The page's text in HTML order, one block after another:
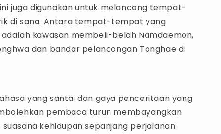
juga digunakan untuk melancong tempat-
di sana. Antara tempat-tempat yang
kawasan membeli-belah Namdaemon,
dan bandar pelancongan Tonghae di
yang santai dan gaya penceritaan yang
pembaca turun membayangkan
kehidupan sepanjang perjalanan